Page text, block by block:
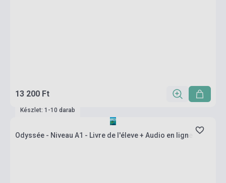
13 200 Ft
Készlet: 1-10 darab
Odyssée - Niveau A1 - Livre de l'éleve + Audio en ligne